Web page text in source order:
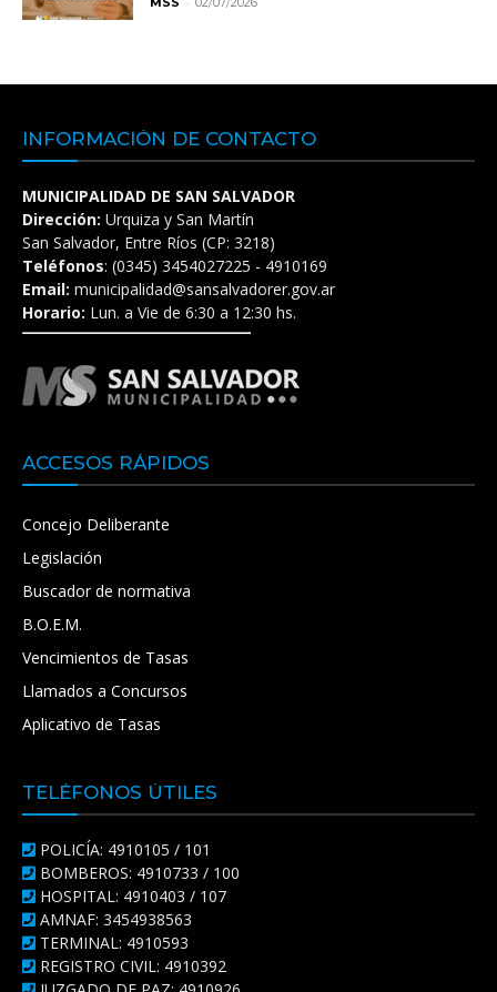
INFORMACIÓN DE CONTACTO
MUNICIPALIDAD DE SAN SALVADOR
Dirección: Urquiza y San Martín
San Salvador, Entre Ríos (CP: 3218)
Teléfonos: (0345) 3454027225 - 4910169
Email: municipalidad@sansalvadorer.gov.ar
Horario: Lun. a Vie de 6:30 a 12:30 hs.
ACCESOS RÁPIDOS
Concejo Deliberante
Legislación
Buscador de normativa
B.O.E.M.
Vencimientos de Tasas
Llamados a Concursos
Aplicativo de Tasas
TELÉFONOS ÚTILES
POLICÍA: 4910105 / 101
BOMBEROS: 4910733 / 100
HOSPITAL: 4910403 / 107
AMNAF: 3454938563
TERMINAL: 4910593
REGISTRO CIVIL: 4910392